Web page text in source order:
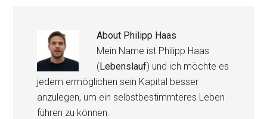
About Philipp Haas
Mein Name ist Philipp Haas
(Lebenslauf) und ich möchte es
jedem ermöglichen sein Kapital besser
anzulegen, um ein selbstbestimmteres Leben
führen zu können.